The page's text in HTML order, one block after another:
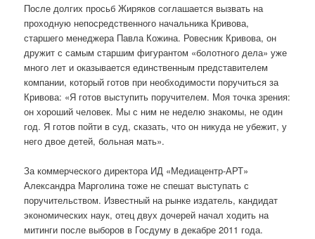
После долгих просьб Жиряков соглашается вызвать на
проходную непосредственного начальника Кривова,
старшего менеджера Павла Кожина. Ровесник Кривова, он
дружит с самым старшим фигурантом «болотного дела» уже
много лет и оказывается единственным представителем
компании, который готов при необходимости поручиться за
Кривова: «Я готов выступить поручителем. Моя точка зрения:
он хороший человек. Мы с ним не неделю знакомы, не один
год. Я готов пойти в суд, сказать, что он никуда не убежит, у
него двое детей, больная мать».
За коммерческого директора ИД «Медиацентр-АРТ»
Александра Марголина тоже не спешат выступать с
поручительством. Известный на рынке издатель, кандидат
экономических наук, отец двух дочерей начал ходить на
митинги после выборов в Госдуму в декабре 2011 года.